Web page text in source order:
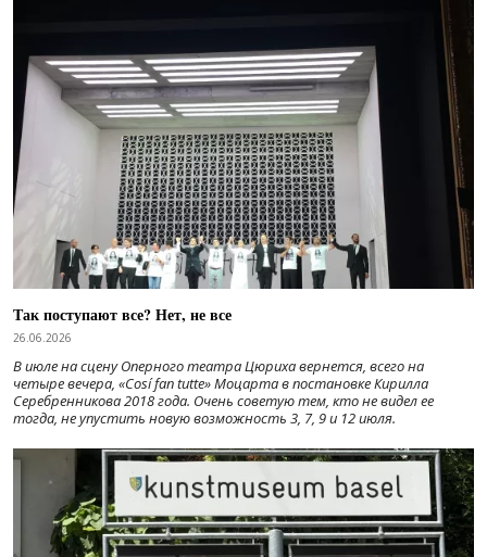
Так поступают все? Нет, не все
26.06.2026
В июле на сцену Оперного театра Цюриха вернется, всего на
четыре вечера, «Cosí fan tutte» Моцарта в постановке Кирилла
Серебренникова 2018 года. Очень советую тем, кто не видел ее
тогда, не упустить новую возможность 3, 7, 9 и 12 июля.